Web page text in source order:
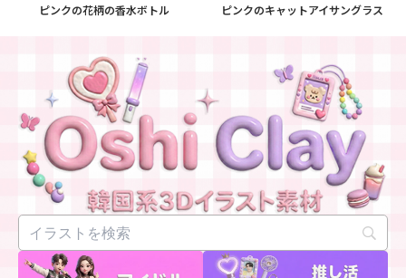
ピンクの花柄の香水ボトル ピンクのキャットアイサングラス